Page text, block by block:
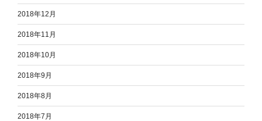
2018年12月
2018年11月
2018年10月
2018年9月
2018年8月
2018年7月